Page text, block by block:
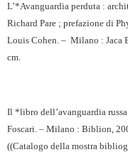
L’*Avanguardia perduta :
Richard Pare ; prefazione di
Louis Cohen. – Milano : Jaca
cm.
Il *libro dell’avanguardia
Foscari. – Milano : Biblion,
((Catalogo della mostra